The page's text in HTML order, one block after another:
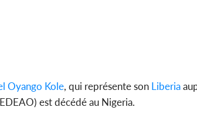
Oyango Kole, qui représente son Liberia
est décédé au Nigeria.